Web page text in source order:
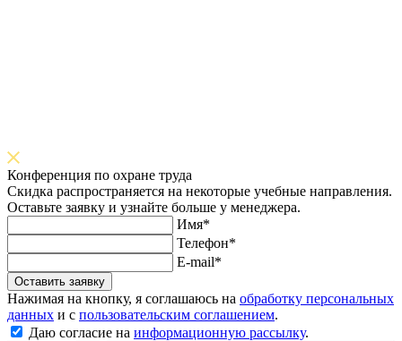
Конференция по охране труда
Скидка распространяется на некоторые учебные направления.
Оставьте заявку и узнайте больше у менеджера.
Имя*
Телефон*
E-mail*
Оставить заявку
Нажимая на кнопку, я соглашаюсь на обработку персональных
данных и с пользовательским соглашением.
Даю согласие на информационную рассылку.